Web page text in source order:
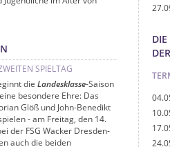
SPIELTAG
die Landesklasse-Saison
besondere Ehre: Das
Glöß und John-Benedikt
- am Freitag, den 14.
der FSG Wacker Dresden-
auch die beiden